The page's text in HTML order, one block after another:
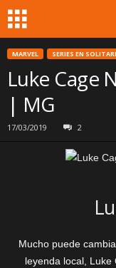
MARVEL SERIES EN
Luke Cage
| MG
17/03/2019 2
Mucho puede
leyenda local,